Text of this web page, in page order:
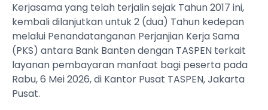
Kerjasama yang telah terjalin sejak Tahun 2017 ini,
kembali dilanjutkan untuk 2 (dua) Tahun kedepan
melalui Penandatanganan Perjanjian Kerja Sama
(PKS) antara Bank Banten dengan TASPEN terkait
layanan pembayaran manfaat bagi peserta pada
Rabu, 6 Mei 2026, di Kantor Pusat TASPEN, Jakarta
Pusat.